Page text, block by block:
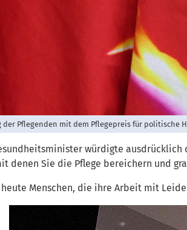
Pflegenden mit dem Pflegepreis für politische
würdigte
denen Sie die Pflege bereichern und
Menschen, die ihre Arbeit mit